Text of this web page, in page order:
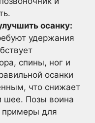
осанку:
удержания
спины, ног и
осанки
что снижает
шее. Позы воина
примеры для